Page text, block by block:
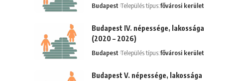
Budapest Település típus:fővárosi kerület
Budapest IV. népessége, lakossága
(2020 – 2026)
Budapest Település típus:fővárosi kerület
Budapest V. népessége, lakossága